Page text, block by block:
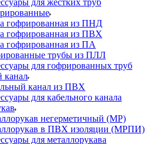
для жестких труб
гофрированная из ПНД
гофрированная из ПВХ
гофрированная из ПА
трубы из ПЛЛ
для гофрированных труб
канал
канал из ПВХ
для кабельного канала
негерметичный (МР)
в ПВХ изоляции (МРПИ)
для металлорукава